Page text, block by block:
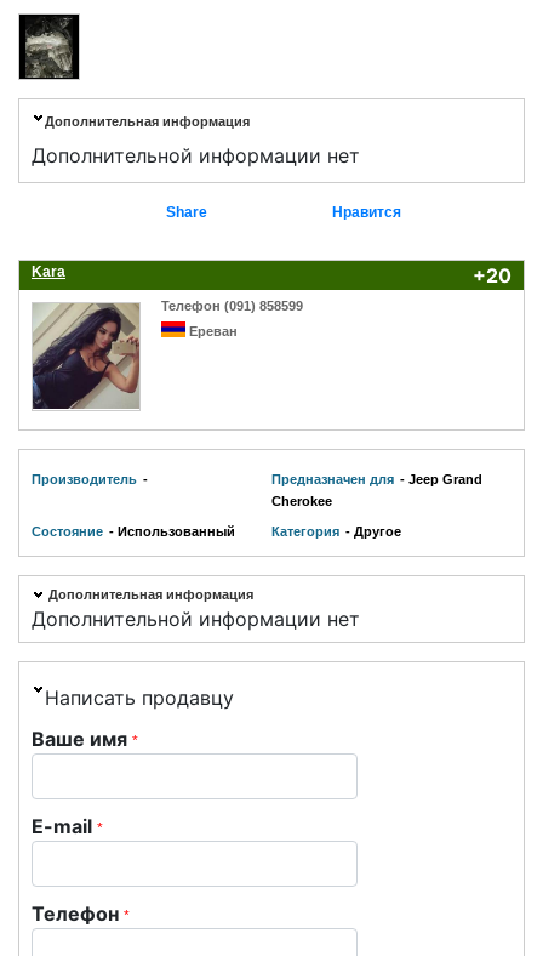
Дополнительная информация
Дополнительной информации нет
Share Нравится
Kara +20
Телефон (091) 858599
Ереван
Производитель - Предназначен для - Jeep Grand
Cherokee
Состояние - Использованный Категория - Другое
Дополнительная информация
Дополнительной информации нет
Написать продавцу
Ваше имя *
E-mail *
Телефон *